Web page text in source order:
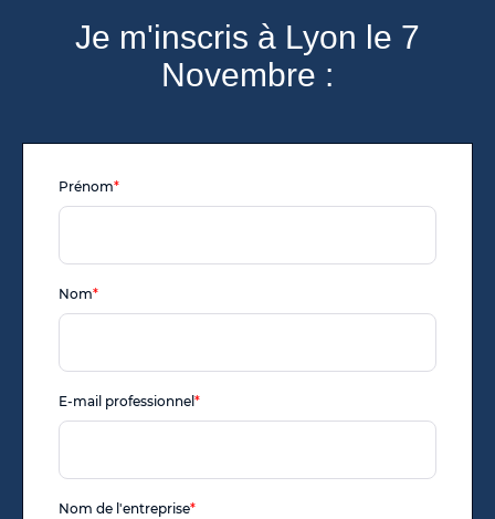
Je m'inscris à Lyon le 7
Novembre :
Prénom*
Nom*
E-mail professionnel *
Nom de l'entreprise*